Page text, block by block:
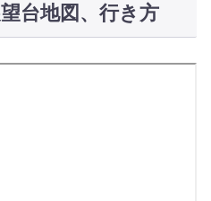
台地図、行き方